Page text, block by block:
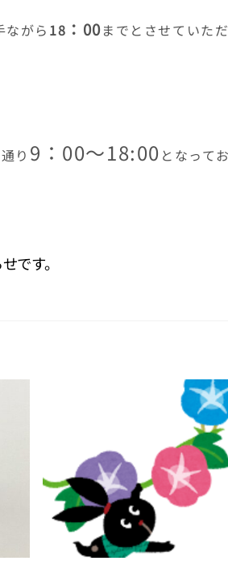
ながら 18 ：00までとさせていた
り 9：00～18:00 と なって
です。